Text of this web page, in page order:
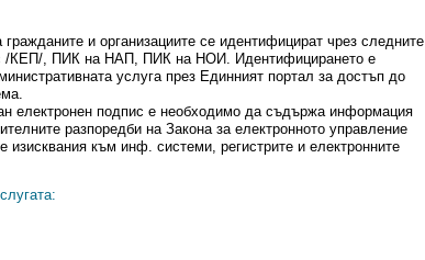
и организациите се идентифицират чрез следните
/КЕП/, ПИК на НАП, ПИК на НОИ. Идентифицирането е
услуга през Единният портал за достъп до
електронен подпис е необходимо да съдържа информация
разпоредби на Закона за електронното управление
към инф. системи, регистрите и електронните